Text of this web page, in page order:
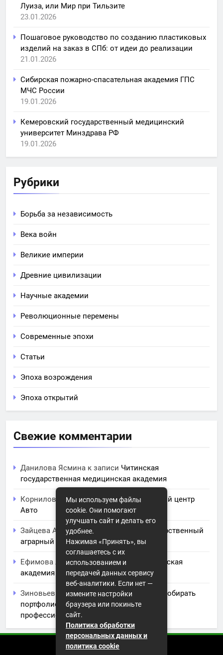
Луиза, или Мир при Тильзите
23.01.2026
Пошаговое руководство по созданию пластиковых
изделий на заказ в СПб: от идеи до реализации
21.01.2026
Сибирская пожарно-спасательная академия ГПС
МЧС России
19.01.2026
Кемеровский государственный медицинский
университет Минздрава РФ
19.01.2026
Рубрики
Борьба за независимость
Века войн
Великие империи
Древние цивилизации
Научные академии
Революционные перемены
Современные эпохи
Статьи
Эпоха возрождения
Эпоха открытий
Свежие комментарии
Данилова Ясмина к записи Читинская
государственная медицинская академия
Корнилова Анитак записиЧПОУ Учебный центр
Авто
Зайцева Аринак записи
Курский государственный
аграрный университет им. И.И. Иванова
Ефимова Лидияк записиСеверо-Кавказская
академия управления
Зиновьев Радомирк записиИскусство собирать
портфолио: советы и заметки для
профессионального роста
Мы используем файлы
cookie. Они помогают
улучшать сайт и делать его
удобнее.
Нажимая «Принять», вы
соглашаетесь с их
использованием и
передачей данных сервису
веб-аналитики. Если нет —
измените настройки
браузера или покиньте
сайт.
Политика обработки
персональных данных и
политика cookie